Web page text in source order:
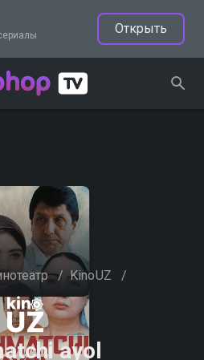
Открыть
/ KinoUZ /
ayol